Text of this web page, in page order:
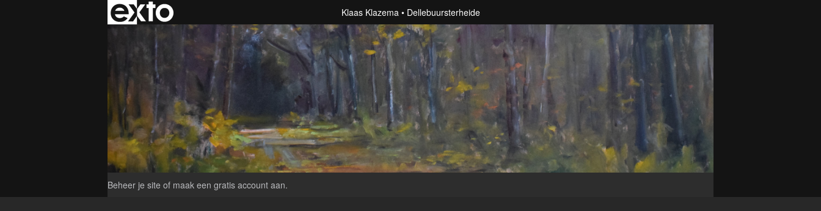
Klaas Klazema Dellebuursterheide
Beheer je site of maak een gratis account aan.